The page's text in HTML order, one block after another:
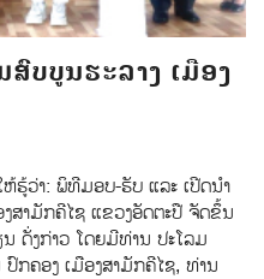
ບບູນຮະລາງ ເມືອງ
ຮູ້ວ່າ: ພິທີມອບ-ຮັບ ແລະ ເປີດນຳ
ສາມັກຄີໄຊ ແຂວງອັດຕະປື ຈັດຂຶ້ນ
ດັ່ງກ່າວ ໂດຍມີທ່ານ ປະໂລມ
ປົກຄອງ ເມືອງສາມັກຄີໄຊ, ທ່ານ